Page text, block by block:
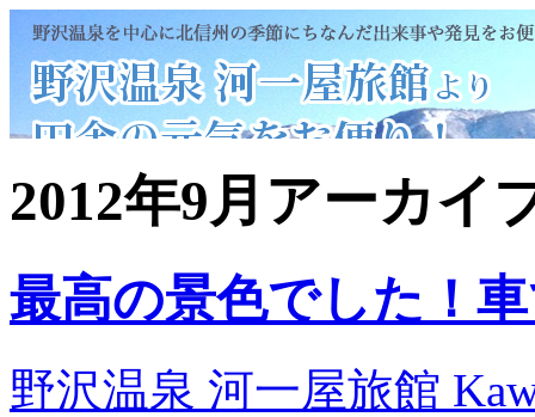
2012年9月アーカイ
最高の景色でした！
野沢温泉 河一屋旅館